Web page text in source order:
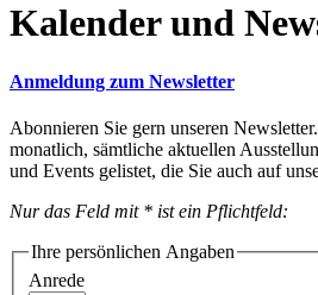
Kalender und
Anmeldung zum Newsletter
Abonnieren Sie gern unseren
monatlich, sämtliche aktuellen
und Events gelistet, die Sie auch auf
Nur das Feld mit * ist ein Pflichtfeld:
Ihre persönlichen Angaben
Anrede